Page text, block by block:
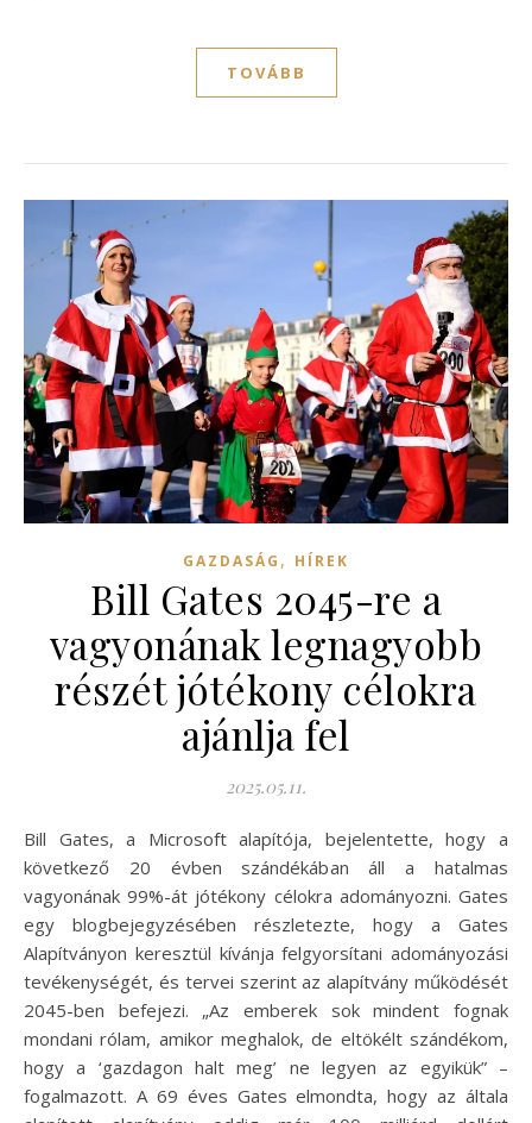
TOVÁBB
GAZDASÁG , HÍREK
Bill Gates 2045-re a
vagyonának legnagyobb
részét jótékony célokra
ajánlja fel
2025.05.11.
Bill Gates, a Microsoft alapítója, bejelentette, hogy a
következő 20 évben szándékában áll a hatalmas
vagyonának 99%-át jótékony célokra adományozni. Gates
egy blogbejegyzésében részletezte, hogy a Gates
Alapítványon keresztül kívánja felgyorsítani adományozási
tevékenységét, és tervei szerint az alapítvány működését
2045-ben befejezi. „Az emberek sok mindent fognak
mondani rólam, amikor meghalok, de eltökélt szándékom,
hogy a ‘gazdagon halt meg’ ne legyen az egyikük” –
fogalmazott. A 69 éves Gates elmondta, hogy az általa